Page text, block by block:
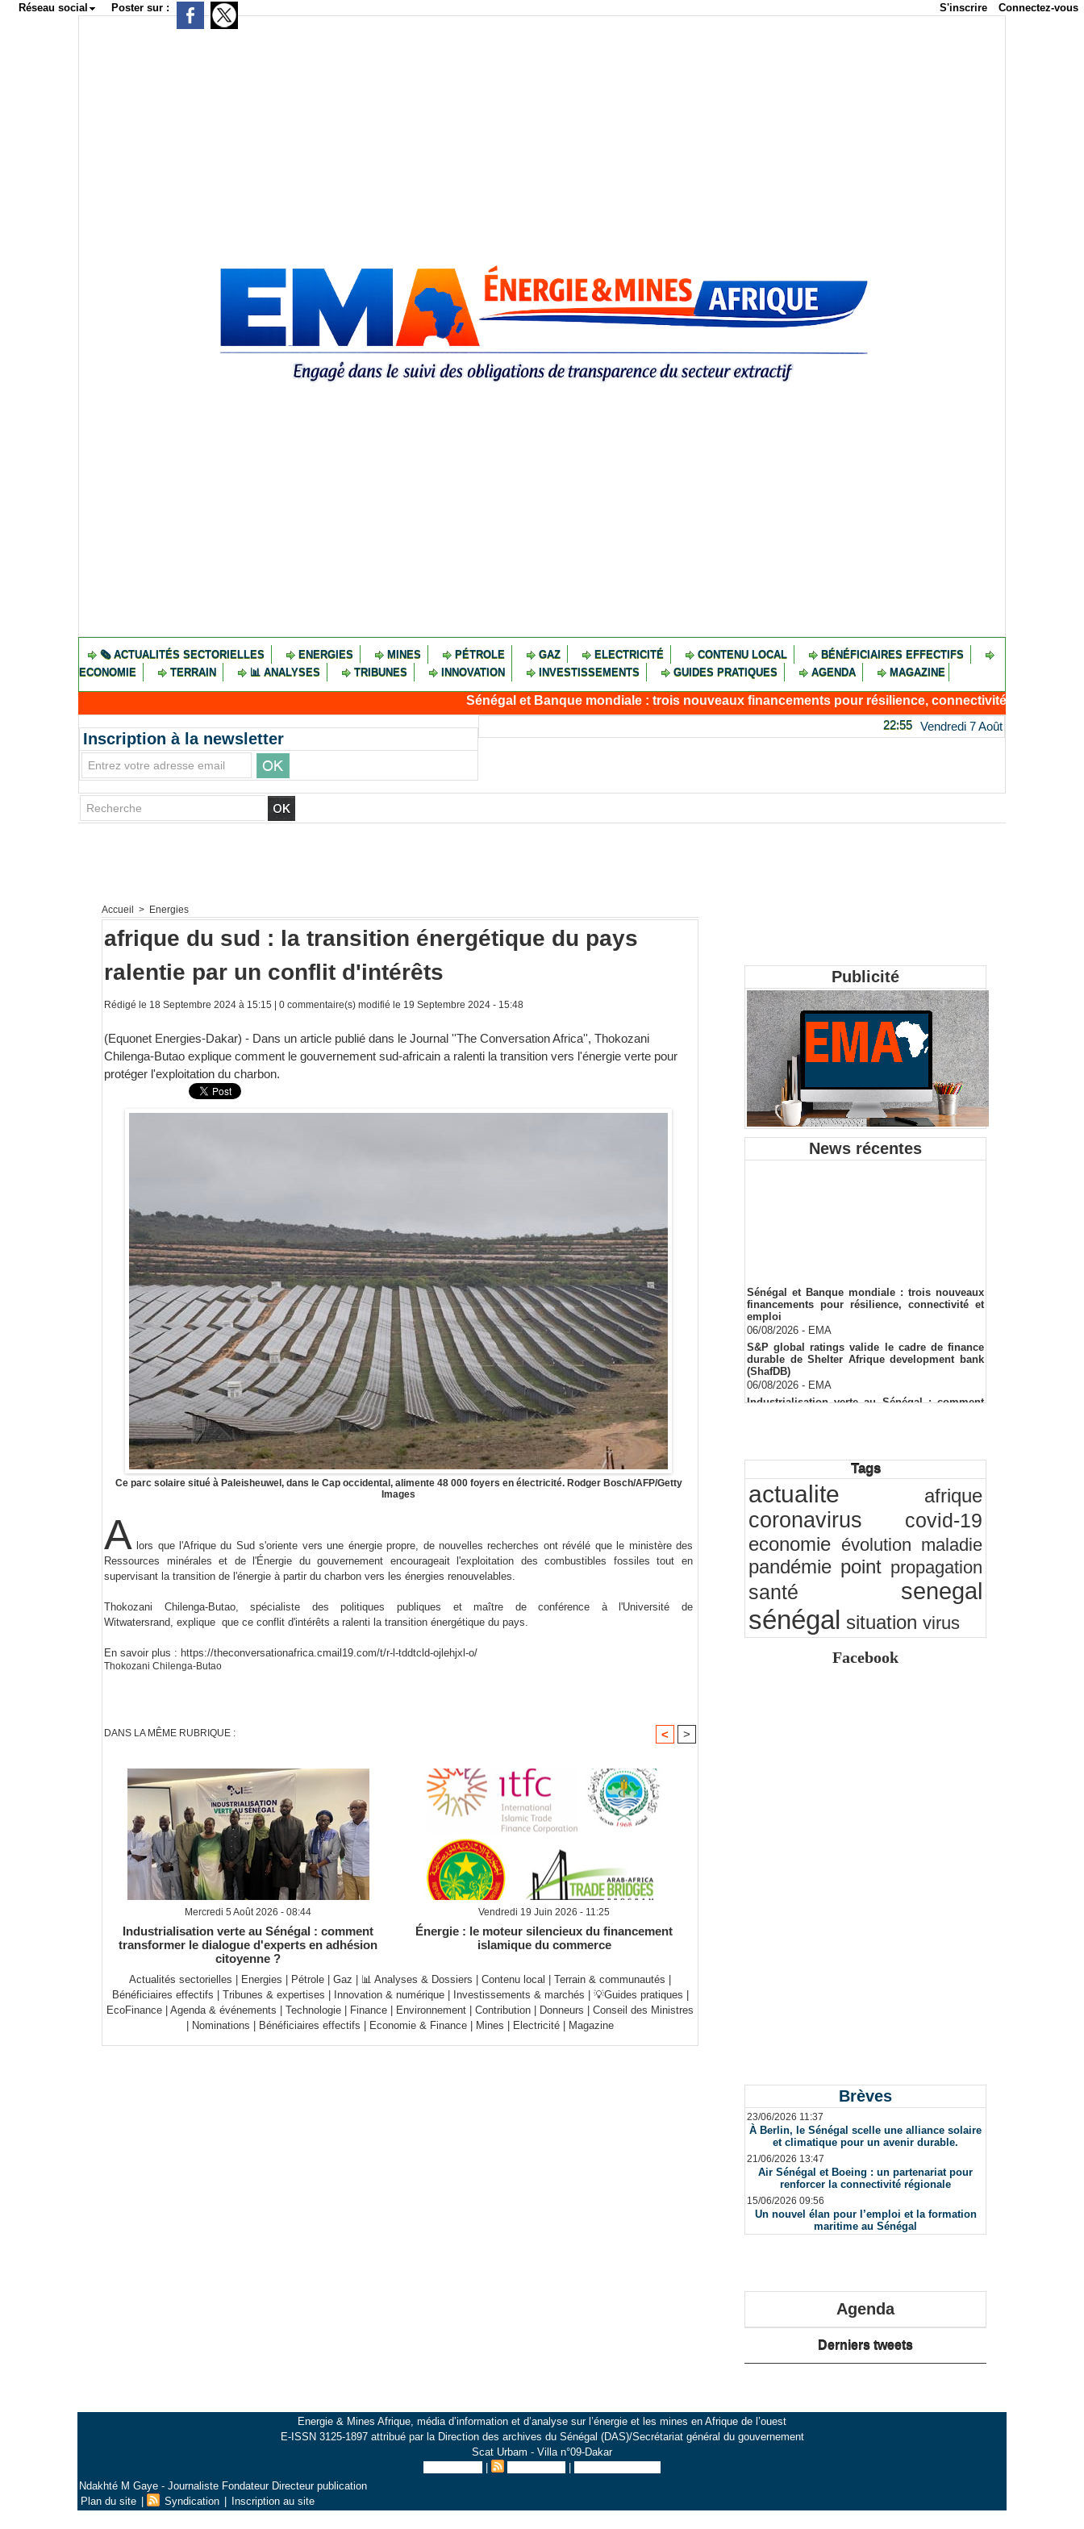
Réseau social Poster sur : Connectez-vous
S'inscrire
🗞️ ACTUALITÉS SECTORIELLES ENERGIES MINES PÉTROLE GAZ ELECTRICITÉ CONTENU LOCAL
BÉNÉFICIAIRES EFFECTIFS
ECONOMIE
TERRAIN 📊 ANALYSES TRIBUNES INNOVATION INVESTISSEMENTS GUIDES PRATIQUES AGENDA MAGAZINE
Sénégal et Banque mondiale : trois nouveaux financements pour résilience, connectivité et emploi
Inscription à la newsletter
Vendredi 7 Août
22:55
Accueil > Energies
afrique du sud : la transition énergétique du pays
ralentie par un conflit d'intérêts
Rédigé le 18 Septembre 2024 à 15:15 | 0 commentaire(s) modifié le 19 Septembre 2024 - 15:48
(Equonet Energies-Dakar) - Dans un article publié dans le Journal ''The Conversation Africa'', Thokozani
Chilenga-Butao explique comment le gouvernement sud-africain a ralenti la transition vers l'énergie verte pour
protéger l'exploitation du charbon.
Ce parc solaire situé à Paleisheuwel, dans le Cap occidental, alimente 48 000 foyers en électricité. Rodger Bosch/AFP/Getty
Images
A lors que l'Afrique du Sud s'oriente vers une énergie propre, de nouvelles recherches ont révélé que le ministère des
Ressources minérales et de l'Énergie du gouvernement encourageait l'exploitation des combustibles fossiles tout en
supervisant la transition de l'énergie à partir du charbon vers les énergies renouvelables.
Thokozani Chilenga-Butao, spécialiste des politiques publiques et maître de conférence à l'Université de
Witwatersrand, explique que ce conflit d'intérêts a ralenti la transition énergétique du pays.
En savoir plus : https://theconversationafrica.cmail19.com/t/r-l-tddtcld-ojlehjxl-o/
Thokozani Chilenga-Butao
DANS LA MÊME RUBRIQUE : < >
Mercredi 5 Août 2026 - 08:44
Industrialisation verte au Sénégal : comment
transformer le dialogue d'experts en adhésion
citoyenne ?
Vendredi 19 Juin 2026 - 11:25
Énergie : le moteur silencieux du financement
islamique du commerce
Actualités sectorielles Energies Pétrole Gaz 📊 Analyses & Dossiers Contenu local Terrain & communautés
Bénéficiaires effectifs
Tribunes & expertises Innovation & numérique Investissements & marchés 💡Guides pratiques
EcoFinance
Agenda & événements Technologie Finance Environnement Contribution Donneurs
Conseil des Ministres
Nominations Bénéficiaires effectifs Economie & Finance Mines Electricité Magazine
Publicité
News récentes
financements pour résilience, connectivité et
emploi
06/08/2026
S&P global ratings valide le cadre de finance
durable de Shelter Afrique development bank
(ShafDB)
06/08/2026
Industrialisation verte au Sénégal : comment
transformer le dialogue d'experts en adhésion
Ndakhté M. GAYE
Rapport Bceao 2025 : résilience, transition et
innovation
24/07/2026
-Ndakhté M. GAYE
Tags
actualite afrique
coronavirus
covid-19
economie évolution maladie
pandémie point propagation
santé senegal
sénégal situation virus
Facebook
Brèves
23/06/2026 11:37
À Berlin, le Sénégal scelle une alliance solaire
et climatique pour un avenir durable.
21/06/2026 13:47
Air Sénégal et Boeing : un partenariat pour
renforcer la connectivité régionale
15/06/2026 09:56
Un nouvel élan pour l’emploi et la formation
maritime au Sénégal
Agenda
Derniers tweets
Energie & Mines Afrique, média d’information et d’analyse sur l’énergie et les mines en Afrique de l’ouest
E-ISSN 3125-1897 attribué par la Direction des archives du Sénégal (DAS)/Secrétariat général du gouvernement
Scat Urbam - Villa n°09-Dakar
Ndakhté M Gaye - Journaliste Fondateur Directeur publication
Plan du site
Syndication Inscription au site